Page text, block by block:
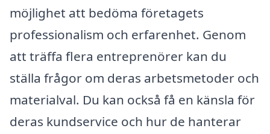
möjlighet att bedöma företagets
professionalism och erfarenhet. Genom
att träffa flera entreprenörer kan du
ställa frågor om deras arbetsmetoder och
materialval. Du kan också få en känsla för
deras kundservice och hur de hanterar